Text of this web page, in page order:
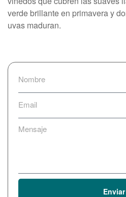
verde brillante en primavera y
uvas maduran.
Enviar